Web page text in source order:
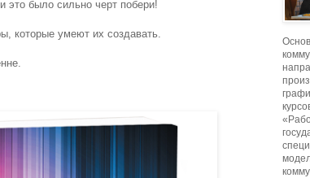
это было сильно черт побери!
которые умеют их создавать.